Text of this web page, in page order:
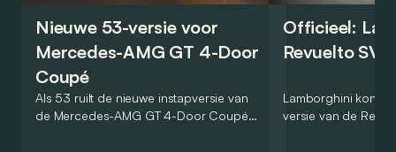
Nieuwe 53-versie voor
Mercedes-AMG GT 4-Door
Coupé
Als 53 ruilt de nieuwe instapversie van
de Mercedes-AMG GT 4-Door Coupé
Officieel:
Revuelto SV
Lamborghini
versie van de